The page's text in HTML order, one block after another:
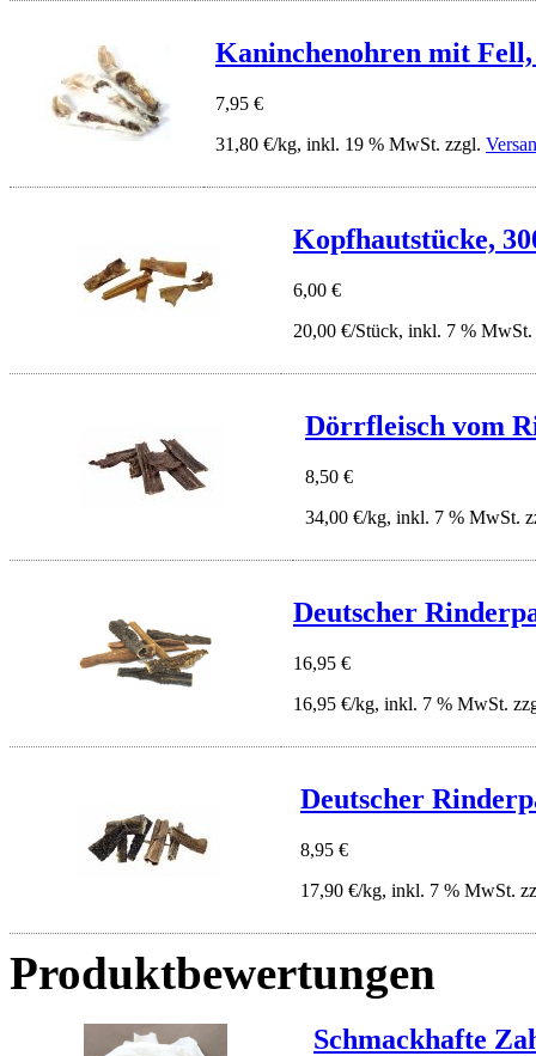
Kaninchenohren mit
7,95 €
31,80 €/kg, inkl. 19 % MwSt. zzgl.
Kopfhautstücke,
6,00 €
20,00 €/Stück, inkl. 7 %
Dörrfleisch vom
8,50 €
34,00 €/kg, inkl. 7 % MwSt.
Deutscher
16,95 €
16,95 €/kg, inkl. 7 % MwSt.
Deutscher
8,95 €
17,90 €/kg, inkl. 7 % MwSt.
Produktbewertungen
Schmackhafte